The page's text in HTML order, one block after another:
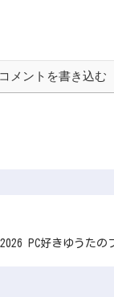
コメントを書き込む
PC好きゆうたの